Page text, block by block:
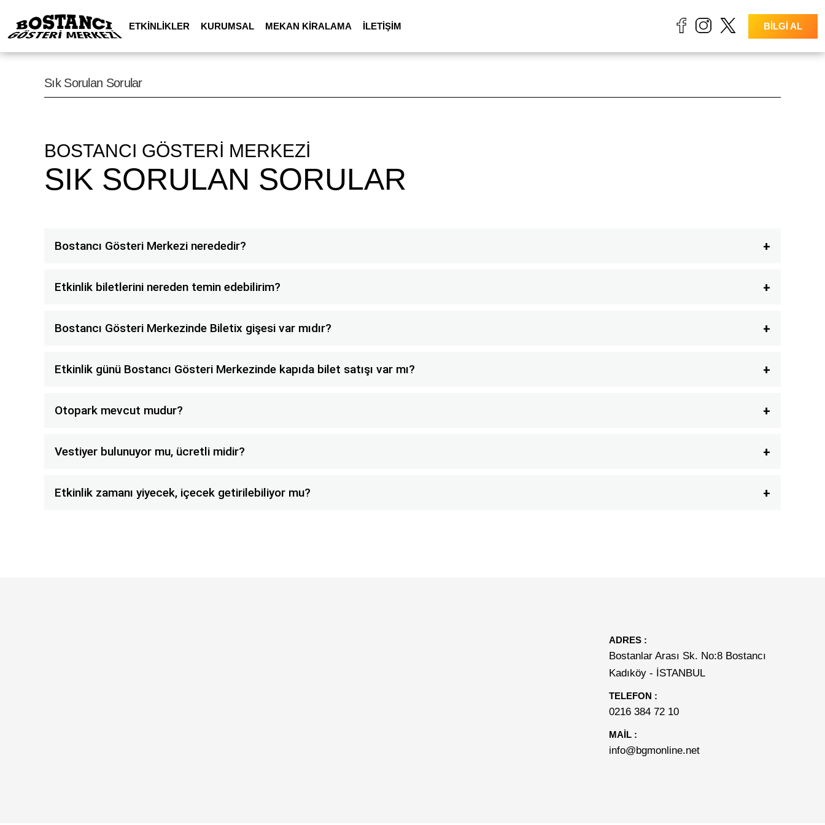
ETKİNLİKLER KURUMSAL MEKAN KİRALAMA İLETİŞİM BİLGİ AL
Sık Sorulan Sorular
BOSTANCI GÖSTERİ MERKEZİ
SIK SORULAN SORULAR
Bostancı Gösteri Merkezi nerededir?
Etkinlik biletlerini nereden temin edebilirim?
Bostancı Gösteri Merkezinde Biletix gişesi var mıdır?
Etkinlik günü Bostancı Gösteri Merkezinde kapıda bilet satışı var mı?
Otopark mevcut mudur?
Vestiyer bulunuyor mu, ücretli midir?
Etkinlik zamanı yiyecek, içecek getirilebiliyor mu?
ADRES :
Bostanlar Arası Sk. No:8 Bostancı
Kadıköy - İSTANBUL
TELEFON :
0216 384 72 10
MAİL :
info@bgmonline.net